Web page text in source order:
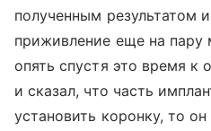
полученным результатом
приживление еще на пару
опять спустя это время к
и сказал, что часть
установить коронку, то